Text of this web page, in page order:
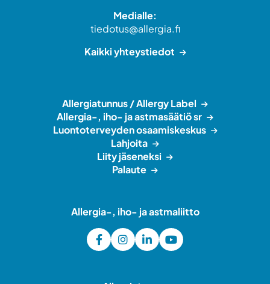
Medialle:
tiedotus@allergia.fi
Kaikki yhteystiedot
Allergiatunnus / Allergy Label
Allergia-, iho- ja astmasäätiö sr
Luontoterveyden osaamiskeskus
Lahjoita
Liity jäseneksi
Palaute
Allergia-, iho- ja astmaliitto